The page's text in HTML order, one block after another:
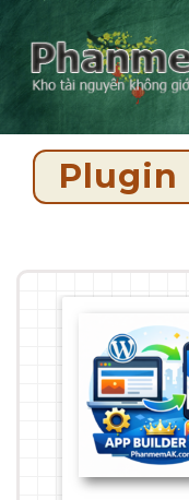
Plugin